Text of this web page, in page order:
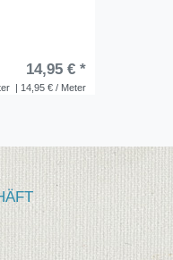
| 14,95 € / Meter
14,95 € *